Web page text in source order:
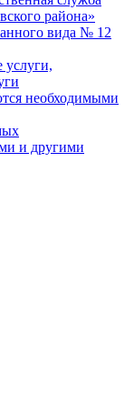
района»
вида № 12
услуги,
необходимыми
и другими